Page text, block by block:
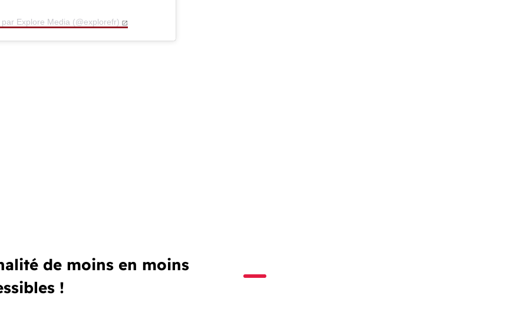
Explore Media (@explorefr)
de moins en moins
!